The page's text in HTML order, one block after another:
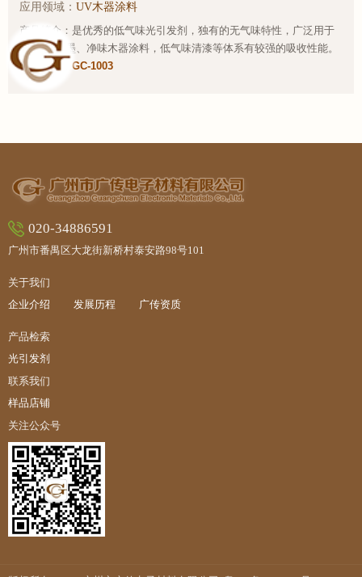
应用领域：UV木器涂料
产品简介：是优秀的低气味光引发剂，独有的无气味特性，广泛用于
各种UV油墨、净味木器涂料，低气味清漆等体系有较强的吸收性能。
样品链接：GC-1003
关于我们
企业介绍 发展历程 广传资质
产品检索
光引发剂
联系我们
样品店铺
关注公众号
020-34886591
广州市番禺区大龙街新桥村泰安路98号101